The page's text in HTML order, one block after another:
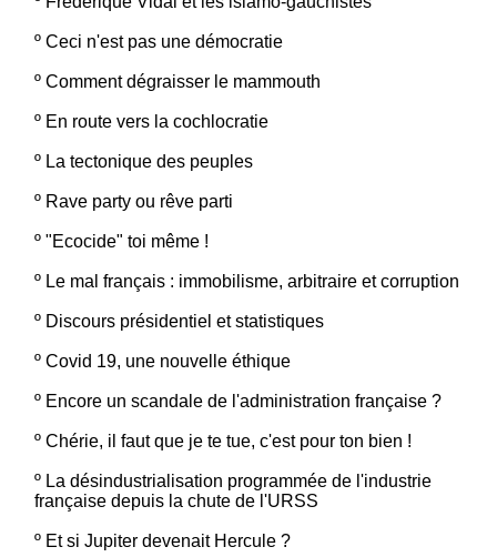
º Ceci n'est pas une démocratie
º Comment dégraisser le mammouth
º En route vers la cochlocratie
º La tectonique des peuples
º Rave party ou rêve parti
º "Ecocide" toi même !
º Le mal français : immobilisme, arbitraire et corruption
º Discours présidentiel et statistiques
º Covid 19, une nouvelle éthique
º Encore un scandale de l'administration française ?
º Chérie, il faut que je te tue, c'est pour ton bien !
º La désindustrialisation programmée de l'industrie
française depuis la chute de l'URSS
º Et si Jupiter devenait Hercule ?